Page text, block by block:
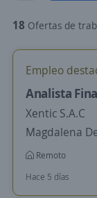
18 Ofertas de trabajo de
Empleo
Analista
Xentic S.A.C
Magdalena
Remoto
Hace 5 días